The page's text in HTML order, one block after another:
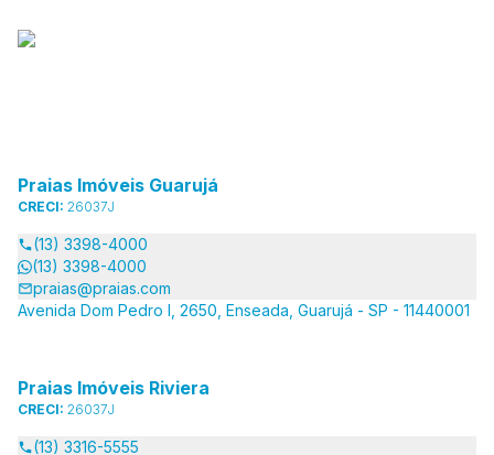
Praias Imóveis Guarujá
CRECI: 26037J
(13) 3398-4000
(13) 3398-4000
praias@praias.com
Avenida Dom Pedro I, 2650, Enseada, Guarujá - SP - 11440001
Praias Imóveis Riviera
CRECI: 26037J
(13) 3316-5555